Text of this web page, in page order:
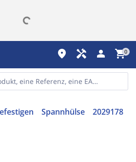
place handyman person shopping_cart0
Spannhülse 2029178